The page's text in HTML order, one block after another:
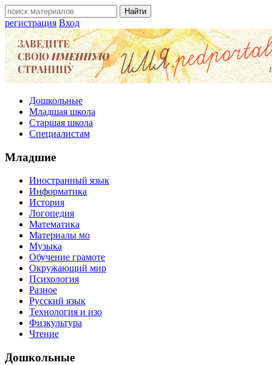
регистрация Вход
Дошкольные
Младшая школа
Старшая школа
Специалистам
Младшие
Иностранный язык
Информатика
История
Логопедия
Математика
Материалы мо
Музыка
Обучение грамоте
Окружающий мир
Психология
Разное
Русский язык
Технология и изо
Физкультура
Чтение
Дошкольные